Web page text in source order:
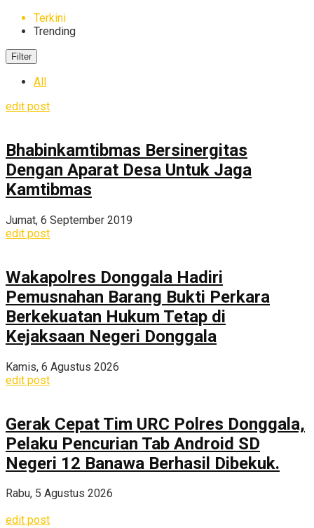
Terkini
Trending
Filter
All
edit post
Bhabinkamtibmas Bersinergitas
Dengan Aparat Desa Untuk Jaga
Kamtibmas
Jumat, 6 September 2019
edit post
Wakapolres Donggala Hadiri
Pemusnahan Barang Bukti Perkara
Berkekuatan Hukum Tetap di
Kejaksaan Negeri Donggala
Kamis, 6 Agustus 2026
edit post
Gerak Cepat Tim URC Polres Donggala,
Pelaku Pencurian Tab Android SD
Negeri 12 Banawa Berhasil Dibekuk.
Rabu, 5 Agustus 2026
edit post